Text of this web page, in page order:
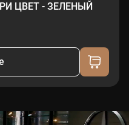
ЦВЕТ - ЗЕЛЕНЫЙ